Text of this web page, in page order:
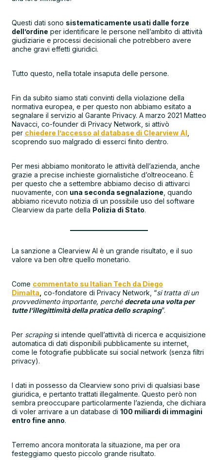
Questi dati sono sistematicamente usati dalle forze
dell’ordine per identificare le persone nell’ambito di attività
giudiziarie e processi decisionali che potrebbero avere
anche gravi effetti giuridici.
Tutto questo, nella totale insaputa delle persone.
Fin da subito siamo stati convinti della violazione della
normativa europea, e per questo non abbiamo esitato a
segnalare il servizio al Garante Privacy. A marzo 2021 Matteo
Navacci, co-founder di Privacy Network, si attivò
per chiedere l’accesso al database di Clearview AI
scoprendo suo malgrado di esserci finito dentro.
Per mesi abbiamo monitorato le attività dell’azienda, anche
grazie a precise inchieste giornalistiche d’oltreoceano. È
per questo che a settembre abbiamo deciso di attivarci
nuovamente, con una seconda segnalazione , quando
abbiamo ricevuto notizia di un possibile uso del software
Clearview da parte della Polizia di Stato.
La sanzione a Clearview AI è un grande risultato, e il suo
valore va ben oltre quello monetario.
Come commentato su Italian Tech da Diego
Dimalta co-fondatore di Privacy Network, “si tratta di un
provvedimento importante, perché decreta una volta per
tutte l’illegittimità della pratica dello scraping”.
Per scrapingsi intende quell’attività di ricerca e acquisizione
automatica di dati disponibili pubblicamente su internet,
come le fotografie pubblicate sui social network (senza filtri
privacy).
I dati in possesso da Clearview sono privi di qualsiasi base
giuridica, e pertanto trattati illegalmente. Questo però non
sembra preoccupare particolarmente l’azienda, che dichiara
di voler arrivare a un database di 100 miliardi di immagini
entro fine anno.
Terremo ancora monitorata la situazione, ma per ora
festeggiamo questo piccolo grande risultato.